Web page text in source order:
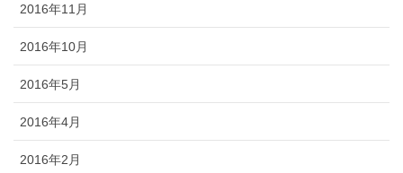
2016年11月
2016年10月
2016年5月
2016年4月
2016年2月